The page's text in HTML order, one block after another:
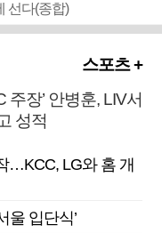
선다(종합)
스포츠 +
주장’ 안병훈, LIV서
성적
…KCC, LG와 홈 개
울 입단식’